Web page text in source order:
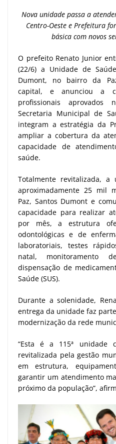
Nova unidade passa a
Centro-Oeste e Prefeitura
básica com novos
O prefeito Renato Junior
(22/6) a Unidade de
Dumont, no bairro da
capital, e anunciou a
profissionais aprovados
Secretaria Municipal de
integram a estratégia da
ampliar a cobertura da
capacidade de
saúde.
Totalmente revitalizada,
aproximadamente 25 mil
Paz, Santos Dumont e
capacidade para realizar
por mês, a estrutura
odontológicas e de
laboratoriais, testes
natal, monitoramento
dispensação de
Saúde (SUS).
Durante a solenidade,
entrega da unidade faz
modernização da rede
“Esta é a 115ª unidade
revitalizada pela gestão
em estrutura,
garantir um atendimento
próximo da população”,